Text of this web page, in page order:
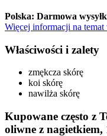
Polska: Darmowa
Więcej informacji na
Właściwości i zalety
zmękcza skórę
koi skórę
nawilża skórę
Kupowane często z
oliwne z nagietkiem,